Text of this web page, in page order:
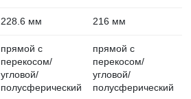
228.6 мм 216 мм
прямой с
перекосом/
угловой/
полусферический
прямой с
перекосом/
угловой/
полусферический